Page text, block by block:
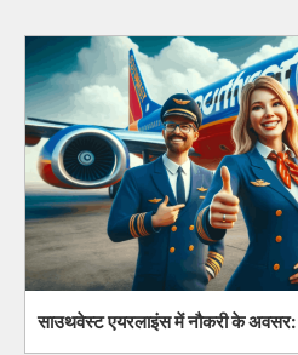
साउथवेस्ट एयरलाइंस में नौकरी के